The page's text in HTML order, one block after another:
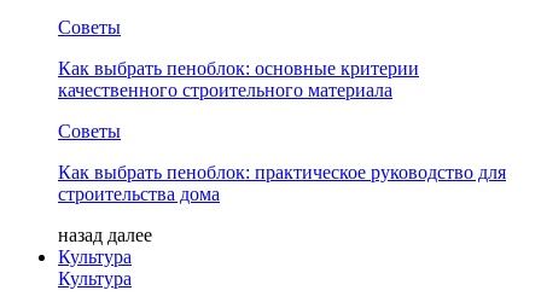
Советы
Как выбрать пеноблок: основные критерии
качественного строительного материала
Советы
Как выбрать пеноблок: практическое руководство для
строительства дома
назад далее
Культура
Культура